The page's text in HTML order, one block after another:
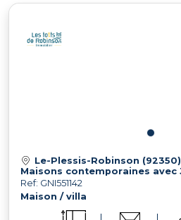
Le-Plessis-Robinson (92350)
Maisons contemporaines avec
Ref: GNI551142
Maison / villa